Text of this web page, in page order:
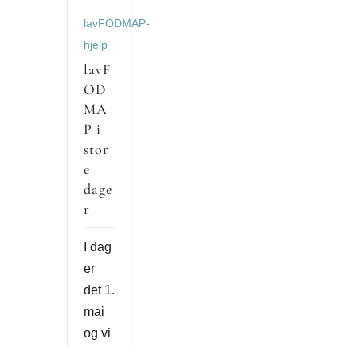
lavFODMAP-
hjelp
lavF
OD
MA
P i
stor
e
dage
r
I dag
er
det 1.
mai
og vi